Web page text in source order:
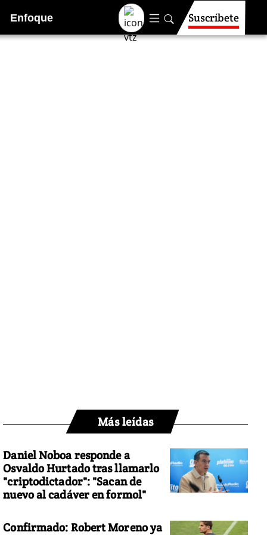
Enfoque Suscríbete
Más leídas
Daniel Noboa responde a
Osvaldo Hurtado tras llamarlo
"criptodictador": "Sacan de
nuevo al cadáver en formol"
Confirmado: Robert Moreno ya